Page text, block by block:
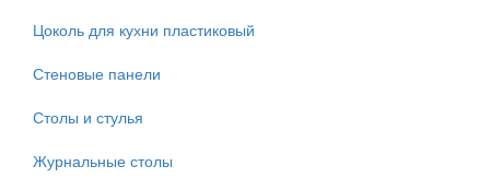
Цоколь для кухни пластиковый
Стеновые панели
Столы и стулья
Журнальные столы